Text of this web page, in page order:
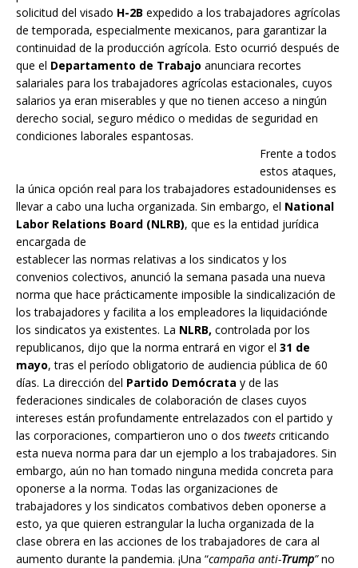
solicitud del visado H-2B expedido a los trabajadores agrícolas
de temporada, especialmente mexicanos, para garantizar la
continuidad de la producción agrícola. Esto ocurrió después de
que el Departamento de Trabajo anunciara recortes
salariales para los trabajadores agrícolas estacionales, cuyos
salarios ya eran miserables y que no tienen acceso a ningún
derecho social, seguro médico o medidas de seguridad en
condiciones laborales espantosas.
Frente a todos
estos ataques,
la única opción real para los trabajadores estadounidenses es
llevar a cabo una lucha organizada. Sin embargo, el National
Labor Relations Board (NLRB), que es la entidad jurídica
encargada de
establecer las normas relativas a los sindicatos y los
convenios colectivos, anunció la semana pasada una nueva
norma que hace prácticamente imposible la sindicalización de
los trabajadores y facilita a los empleadores la liquidaciónde
los sindicatos ya existentes. La NLRB, controlada por los
republicanos, dijo que la norma entrará en vigor el 31 de
mayo, tras el período obligatorio de audiencia pública de 60
días. La dirección del Partido Demócrata y de las
federaciones sindicales de colaboración de clases cuyos
intereses están profundamente entrelazados con el partido y
las corporaciones, compartieron uno o dos tweets criticando
esta nueva norma para dar un ejemplo a los trabajadores. Sin
embargo, aún no han tomado ninguna medida concreta para
oponerse a la norma. Todas las organizaciones de
trabajadores y los sindicatos combativos deben oponerse a
esto, ya que quieren estrangular la lucha organizada de la
clase obrera en las acciones de los trabajadores de cara al
aumento durante la pandemia. ¡Una “campaña anti-Trump”no